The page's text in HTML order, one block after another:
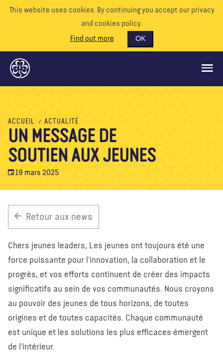
This website uses cookies. By continuing you accept our privacy
and cookies policy.
Find out more
OK
CE QUE NOUS FAISONS
SOUTENEZ-NOUS
BÉNÉVOLE
EVÉNEMENTS
NOTRE MONDE
RESSOURCES
FAIRE UN DON
ACCUEIL ACTUALITÉ
UN MESSAGE DE
SOUTIEN AUX JEUNES
19 mars 2025
Retour aux news
Chers jeunes leaders, Les jeunes ont toujours été une
force puissante pour l'innovation, la collaboration et le
progrès, et vos efforts continuent de créer des impacts
significatifs au sein de vos communautés. Nous croyons
au pouvoir des jeunes de tous horizons, de toutes
origines et de toutes capacités. Chaque communauté
est unique et les solutions les plus efficaces émergent
de l'intérieur.